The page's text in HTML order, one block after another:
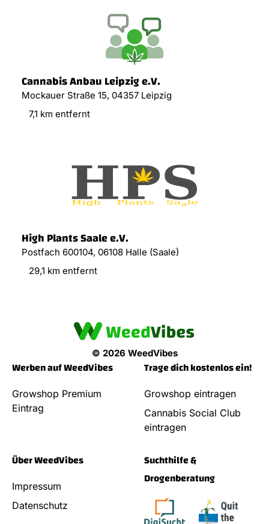
Cannabis Anbau Leipzig e.V.
Mockauer Straße 15, 04357 Leipzig
7,1 km entfernt
High Plants Saale e.V.
Postfach 600104, 06108 Halle (Saale)
29,1 km entfernt
© 2026 WeedVibes
Werben auf WeedVibes
Growshop Premium
Eintrag
Trage dich kostenlos ein!
Growshop eintragen
Cannabis Social Club
eintragen
Über WeedVibes
Impressum
Datenschutz
Suchthilfe &
Drogenberatung